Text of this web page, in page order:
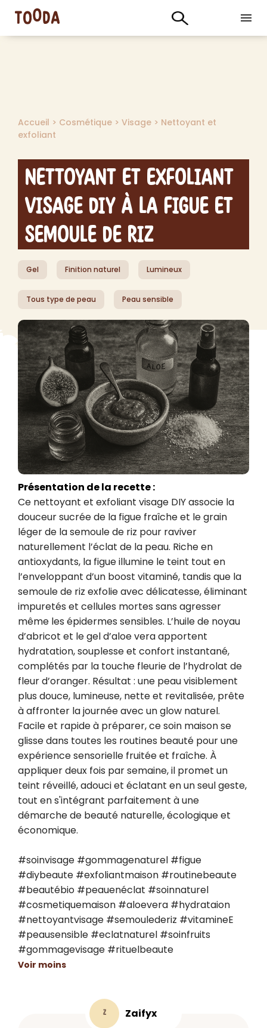
Accueil > Cosmétique > Visage > Nettoyant et
exfoliant
Nettoyant et Exfoliant
Visage DIY à la Figue et
Semoule de Riz
Gel Finition naturel Lumineux
Tous type de peau Peau sensible
Présentation de la recette :
Ce nettoyant et exfoliant visage DIY associe la
douceur sucrée de la figue fraîche et le grain
léger de la semoule de riz pour raviver
naturellement l’éclat de la peau. Riche en
antioxydants, la figue illumine le teint tout en
l’enveloppant d’un boost vitaminé, tandis que la
semoule de riz exfolie avec délicatesse, éliminant
impuretés et cellules mortes sans agresser
même les épidermes sensibles. L’huile de noyau
d’abricot et le gel d’aloe vera apportent
hydratation, souplesse et confort instantané,
complétés par la touche fleurie de l’hydrolat de
fleur d’oranger. Résultat : une peau visiblement
plus douce, lumineuse, nette et revitalisée, prête
à affronter la journée avec un glow naturel.
Facile et rapide à préparer, ce soin maison se
glisse dans toutes les routines beauté pour une
expérience sensorielle fruitée et fraîche. À
appliquer deux fois par semaine, il promet un
teint réveillé, adouci et éclatant en un seul geste,
tout en s'intégrant parfaitement à une
démarche de beauté naturelle, écologique et
économique.
#soinvisage #gommagenaturel #figue
#diybeaute #exfoliantmaison #routinebeaute
#beautébio #peauenéclat #soinnaturel
#cosmetiquemaison #aloevera #hydrataion
#nettoyantvisage #semoulederiz #vitamineE
#peausensible #eclatnaturel #soinfruits
#gommagevisage #rituelbeaute
Voir moins
Z Zaifyx